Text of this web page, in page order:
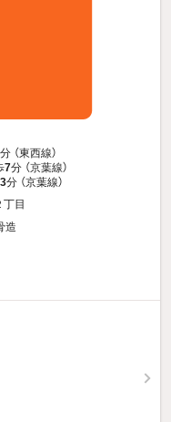
分 （東西線）
7分 （京葉線）
3分 （京葉線）
目
造